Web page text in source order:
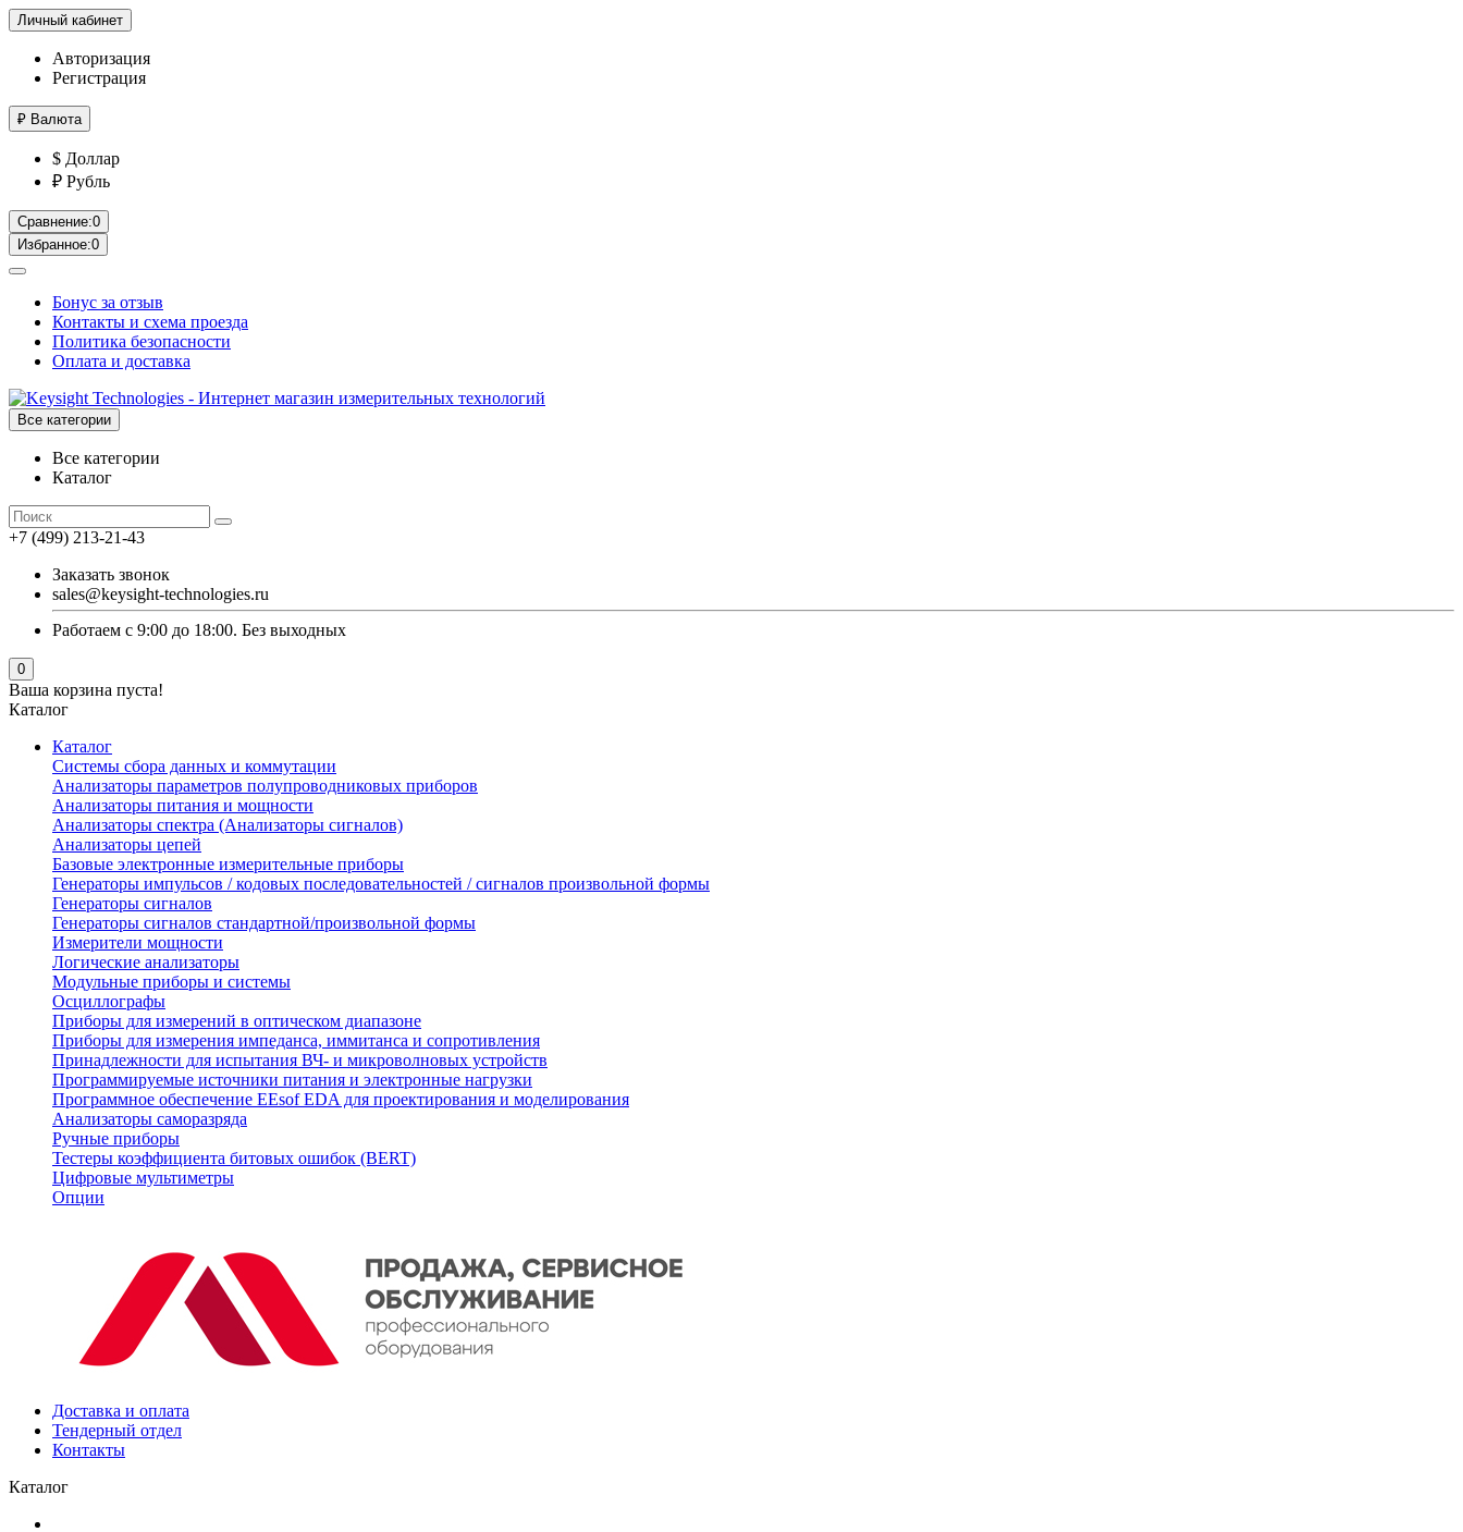
Личный кабинет
Авторизация
Регистрация
₽ Валюта
$ Доллар
₽ Рубль
Сравнение:0
Избранное:0
Бонус за отзыв
Контакты и схема проезда
Политика безопасности
Оплата и доставка
Все категории
Все категории
Каталог
+7 (499) 213-21-43
Заказать звонок
sales@keysight-technologies.ru
Работаем с 9:00 до 18:00. Без выходных
0
Ваша корзина пуста!
Каталог
Каталог
Cистемы сбора данных и коммутации
Анализаторы параметров полупроводниковых приборов
Анализаторы питания и мощности
Анализаторы спектра (Анализаторы сигналов)
Анализаторы цепей
Базовые электронные измерительные приборы
Генераторы импульсов / кодовых последовательностей / сигналов произвольной формы
Генераторы сигналов
Генераторы сигналов стандартной/произвольной формы
Измерители мощности
Логические анализаторы
Модульные приборы и системы
Осциллографы
Приборы для измерений в оптическом диапазоне
Приборы для измерения импеданса, иммитанса и сопротивления
Принадлежности для испытания ВЧ- и микроволновых устройств
Программируемые источники питания и электронные нагрузки
Программное обеспечение EEsof EDA для проектирования и моделирования
Анализаторы саморазряда
Ручные приборы
Тестеры коэффициента битовых ошибок (BERT)
Цифровые мультиметры
Опции
Доставка и оплата
Тендерный отдел
Контакты
Каталог